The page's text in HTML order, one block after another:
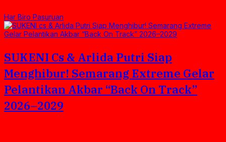
Har Biro Pasuruan
SUKENI Cs & Arlida Putri Siap
Menghibur! Semarang Extreme Gelar
Pelantikan Akbar “Back On Track”
2026–2029